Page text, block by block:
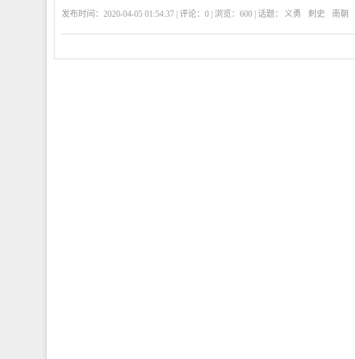
发布时间：2020-04-05 01:54:37 | 评论： 0 | 浏览： 600 | 话题： 义勇 刺史 南朝